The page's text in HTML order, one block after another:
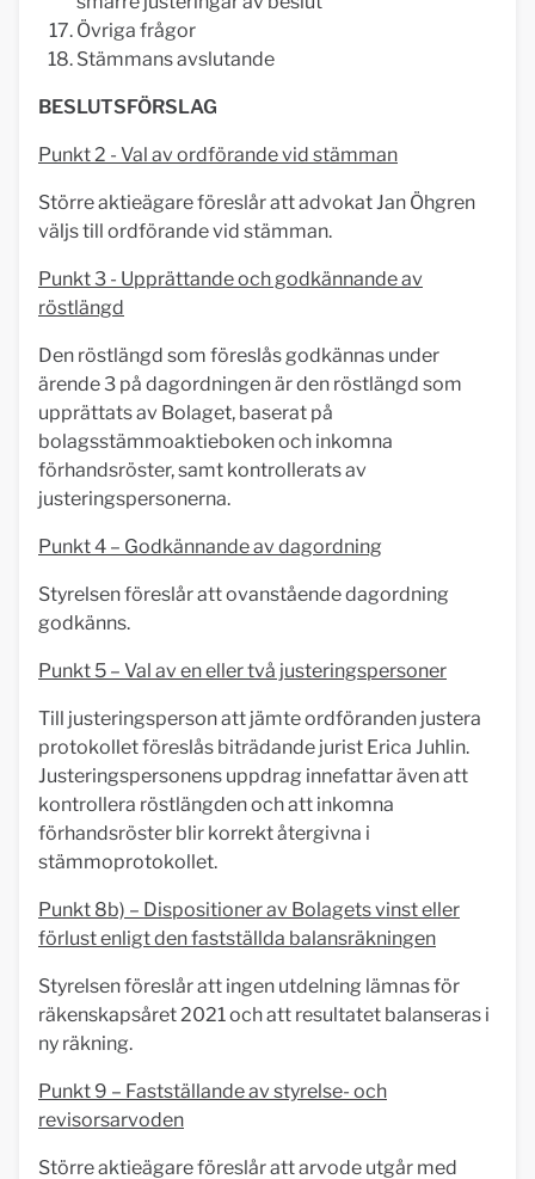
Övriga frågor
Stämmans avslutande
BESLUTSFÖRSLAG
Punkt 2 - Val av ordförande vid stämman
Större aktieägare föreslår att advokat Jan Öhgren
väljs till ordförande vid stämman.
Punkt 3 - Upprättande och godkännande av
röstlängd
Den röstlängd som föreslås godkännas under
ärende 3 på dagordningen är den röstlängd som
upprättats av Bolaget, baserat på
bolagsstämmoaktieboken och inkomna
förhandsröster, samt kontrollerats av
justeringspersonerna.
Punkt 4 – Godkännande av dagordning
Styrelsen föreslår att ovanstående dagordning
godkänns.
Punkt 5 – Val av en eller två justeringspersoner
Till justeringsperson att jämte ordföranden justera
protokollet föreslås biträdande jurist Erica Juhlin.
Justeringspersonens uppdrag innefattar även att
kontrollera röstlängden och att inkomna
förhandsröster blir korrekt återgivna i
stämmoprotokollet.
Punkt 8b) – Dispositioner av Bolagets vinst eller
förlust enligt den fastställda balansräkningen
Styrelsen föreslår att ingen utdelning lämnas för
räkenskapsåret 2021 och att resultatet balanseras i
ny räkning.
Punkt 9 – Fastställande av styrelse- och
revisorsarvoden
Större aktieägare föreslår att arvode utgår med